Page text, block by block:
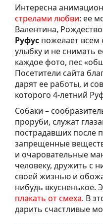
Интересна
стрелами любви: ее
Валентина,
Руфус пожелает всем
улыбку и не снимать
каждое фото, пес
Посетители сайта
дарят ее работы, и
которого 4-летний
Собаки –
проруби, служат
пострадавших после
запрещенные
и очаровательные
человеку, дружить с
своей жизнью и
нибудь вкусненькое.
плакать от смеха. В
дарить счастливые